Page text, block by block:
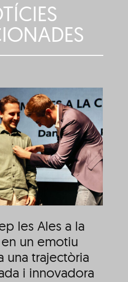
les Ales a la
un emotiu
una trajectòria
i innovadora
Pum Foc! ha
les Ales a la
2025